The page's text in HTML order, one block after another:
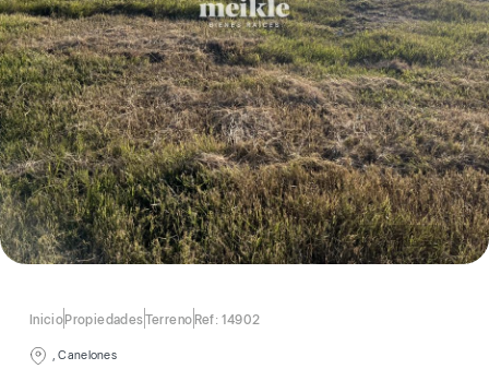
InicioPropiedadesTerrenoRef: 14902
, Canelones